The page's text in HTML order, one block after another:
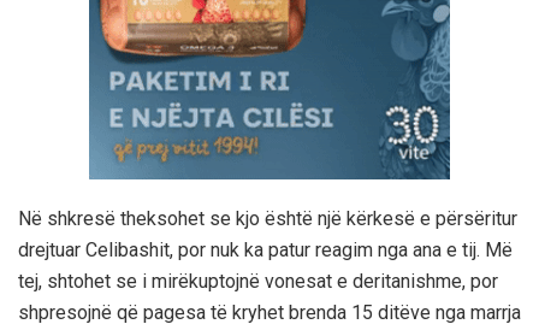
Në shkresë theksohet se kjo është një kërkesë e përsëritur
drejtuar Celibashit, por nuk ka patur reagim nga ana e tij. Më
tej, shtohet se i mirëkuptojnë vonesat e deritanishme, por
shpresojnë që pagesa të kryhet brenda 15 ditëve nga marrja